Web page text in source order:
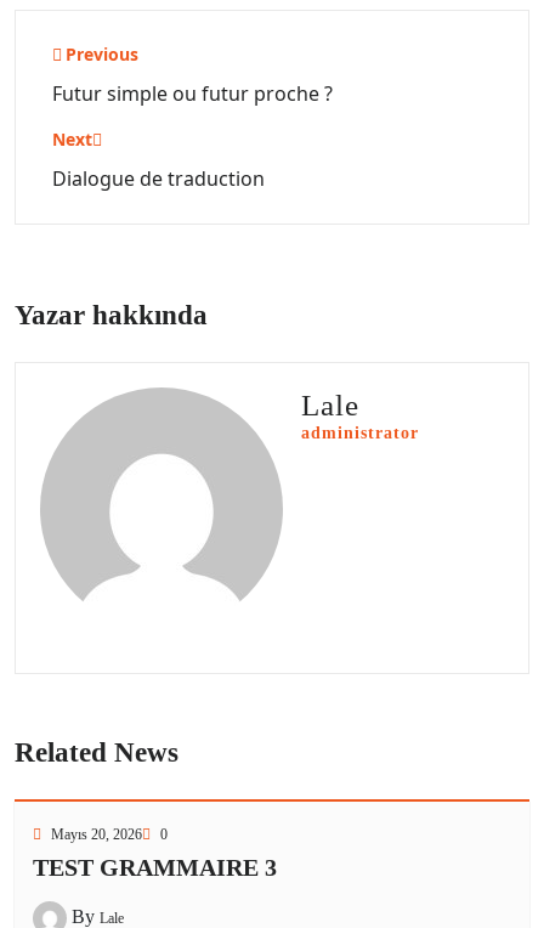
Yazı
gezinmesi
Previous
Futur simple ou futur proche ?
Next
Dialogue de traduction
Yazar hakkında
Lale
administrator
Related News
Mayıs 20, 2026 0
TEST GRAMMAIRE 3
By Lale